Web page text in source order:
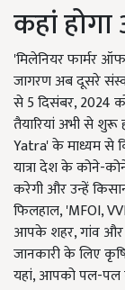
कहां
'मिलेनियर फार्मर
जागरण अब दूसरे
से 5 दिसंबर, 2024
तैयारियां अभी से शुरू
Yatra'के माध्यम से
यात्रा देश के कोने-
करेगी और उन्हें
फिलहाल,'MFOI,
आपके शहर, गांव और
जानकारी के लिए
यहां, आपको पल-पल